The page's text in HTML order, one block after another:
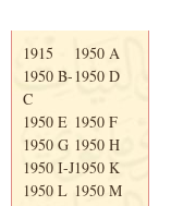
1915
1950 A
1950 B-
C
1950 D
1950 E 1950 F
1950 G 1950 H
1950 I-J1950 K
1950 L 1950 M